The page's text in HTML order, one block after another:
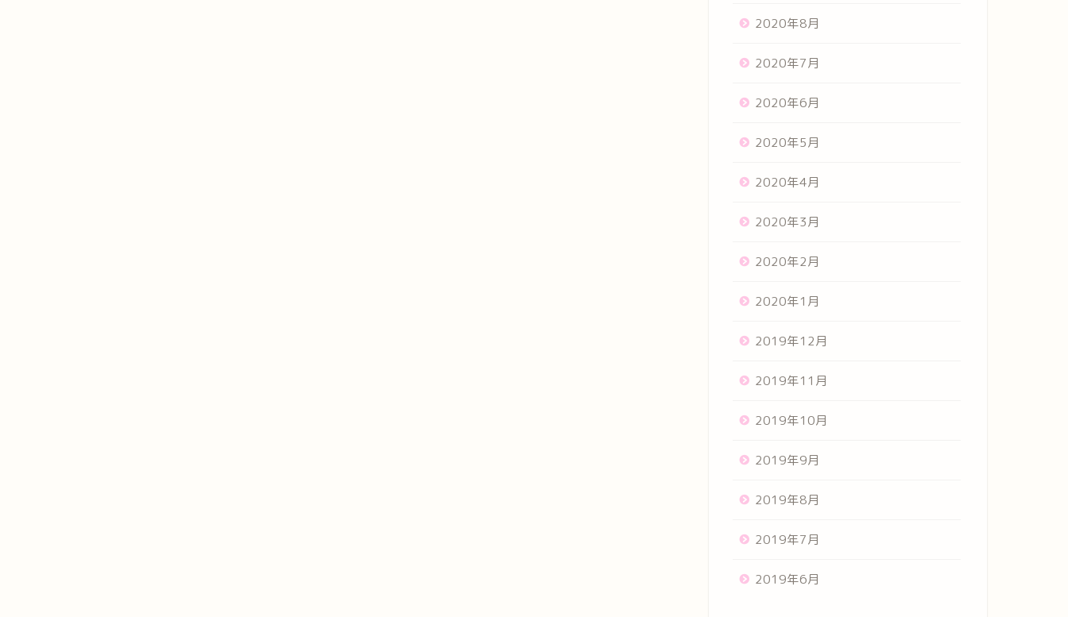
2020年8月
2020年7月
2020年6月
2020年5月
2020年4月
2020年3月
2020年2月
2020年1月
2019年12月
2019年11月
2019年10月
2019年9月
2019年8月
2019年7月
2019年6月